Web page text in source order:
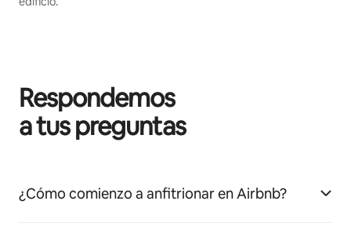
Respondemos
a tus preguntas
¿Cómo comienzo a anfitrionar en Airbnb?